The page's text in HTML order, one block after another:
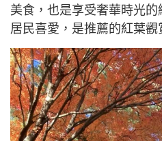
美食，也是享受奢華時光
居民喜愛，是推薦的紅葉觀